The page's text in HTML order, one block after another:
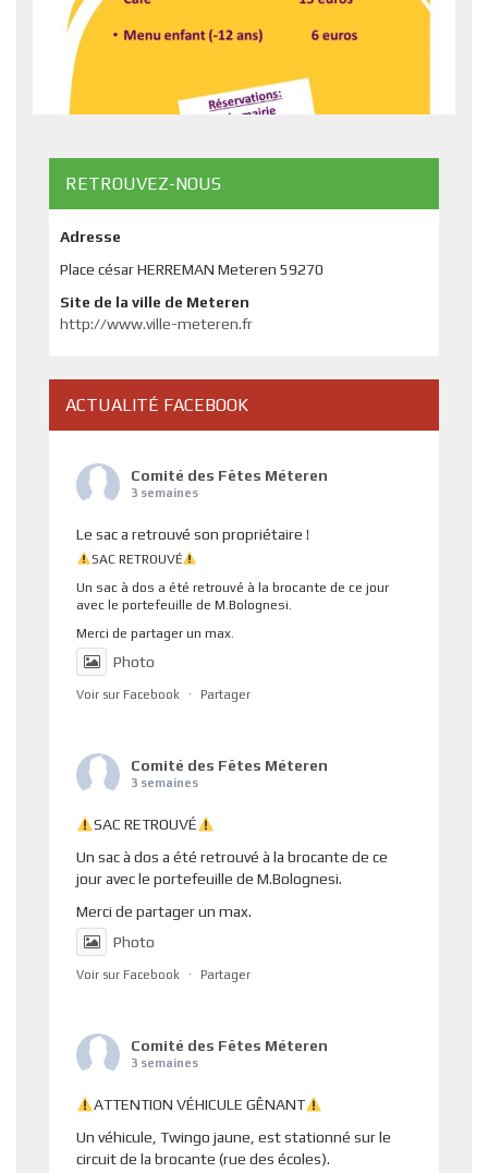
RETROUVEZ-NOUS
Adresse
Place césar HERREMAN Meteren 59270
Site de la ville de Meteren
http://www.ville-meteren.fr
ACTUALITÉ FACEBOOK
Comité des Fêtes Méteren
3 semaines
Le sac a retrouvé son propriétaire !
SAC RETROUVÉ
Un sac à dos a été retrouvé à la brocante de ce jour
avec le portefeuille de M.Bolognesi.
Merci de partager un max.
Photo
Voir sur Facebook · Partager
Comité des Fêtes Méteren
3 semaines
SAC RETROUVÉ
Un sac à dos a été retrouvé à la brocante de ce
jour avec le portefeuille de M.Bolognesi.
Merci de partager un max.
Photo
Voir sur Facebook · Partager
Comité des Fêtes Méteren
3 semaines
ATTENTION VÉHICULE GÊNANT
Un véhicule, Twingo jaune, est stationné sur le
circuit de la brocante (rue des écoles).